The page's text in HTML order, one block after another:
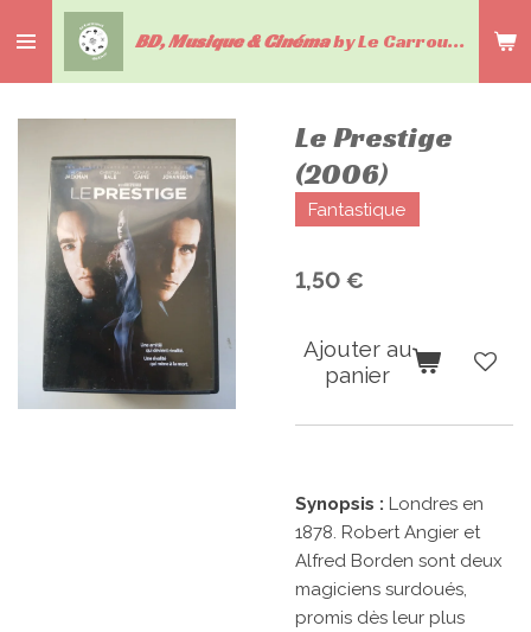
au
contenu
BD, Musique & Cinémaby Le Carrousel du livre
Le Prestige
(2006)
Fantastique
1,50 €
Ajouter au
panier
Synopsis : Londres en
1878. Robert Angier et
Alfred Borden sont deux
magiciens surdoués,
promis dès leur plus